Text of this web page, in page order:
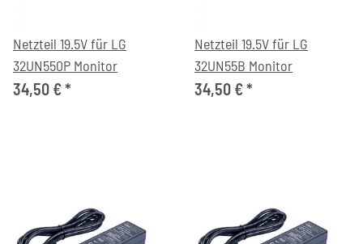
Netzteil 19.5V für LG
32UN550P Monitor
34,50 €*
Netzteil 19.5V für LG
32UN55B Monitor
34,50 €*